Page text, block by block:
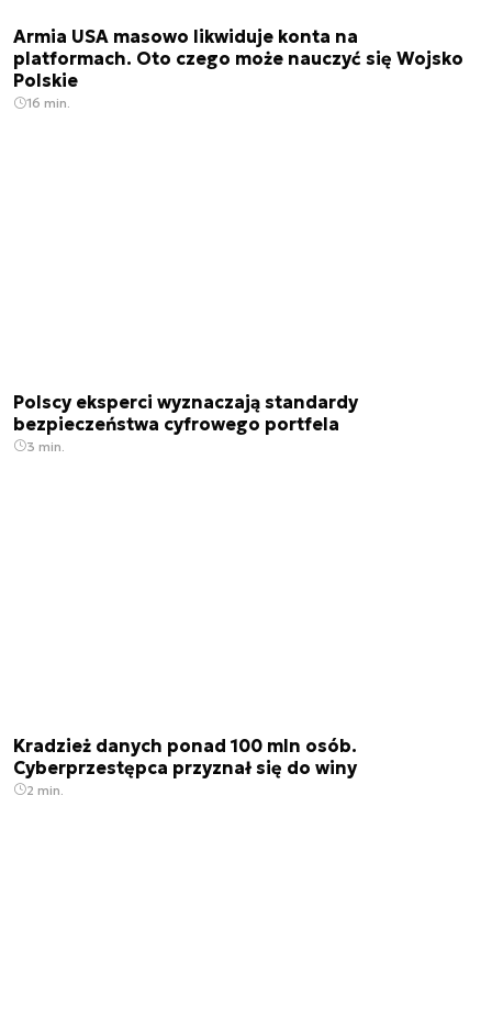
Armia USA masowo likwiduje konta na
platformach. Oto czego może nauczyć się Wojsko
Polskie
16 min.
Polscy eksperci wyznaczają standardy
bezpieczeństwa cyfrowego portfela
3 min.
Kradzież danych ponad 100 mln osób.
Cyberprzestępca przyznał się do winy
2 min.